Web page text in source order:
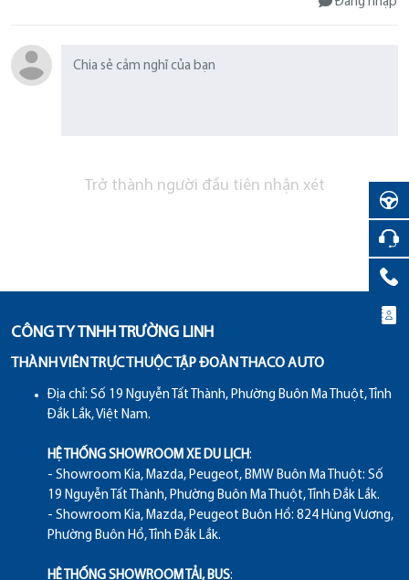
Trở thành người đầu tiên nhận xét
CÔNG TY TNHH TRƯỜNG LINH
THÀNH VIÊN TRỰC THUỘC TẬP ĐOÀN THACO AUTO
Địa chỉ: Số 19 Nguyễn Tất Thành, Phường Buôn Ma Thuột, Tỉnh
Đắk Lắk, Việt Nam.
HỆ THỐNG SHOWROOM XE DU LỊCH:
- Showroom Kia, Mazda, Peugeot, BMW Buôn Ma Thuột: Số
19 Nguyễn Tất Thành, Phường Buôn Ma Thuột, Tỉnh Đắk Lắk.
- Showroom Kia, Mazda, Peugeot Buôn Hồ: 824 Hùng Vương,
Phường Buôn Hồ, Tỉnh Đắk Lắk.
HỆ THỐNG SHOWROOM TẢI, BUS: